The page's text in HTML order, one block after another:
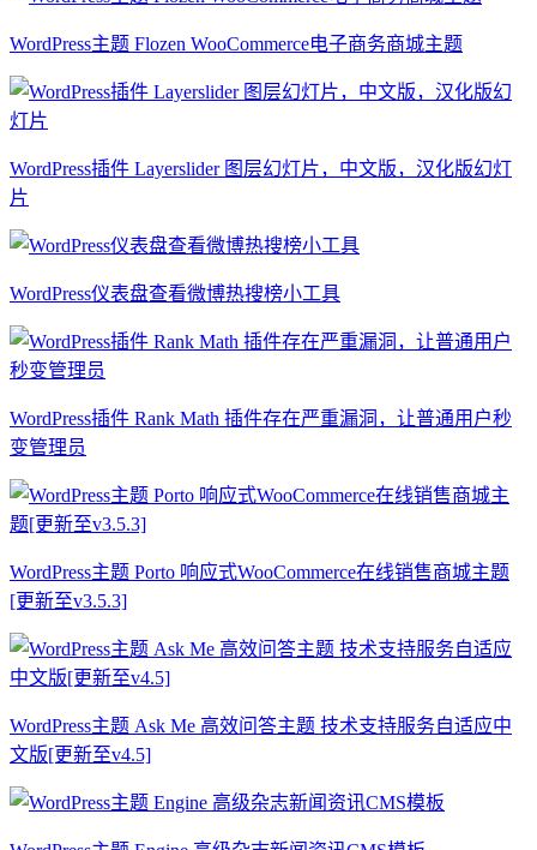
WordPress主题 Flozen WooCommerce电子商务商城主题
WordPress插件 Layerslider 图层幻灯片，中文版，汉化版幻灯
片
WordPress仪表盘查看微博热搜榜小工具
WordPress插件 Rank Math 插件存在严重漏洞，让普通用户秒
变管理员
WordPress主题 Porto 响应式WooCommerce在线销售商城主题
[更新至v3.5.3]
WordPress主题 Ask Me 高效问答主题 技术支持服务自适应中
文版[更新至v4.5]